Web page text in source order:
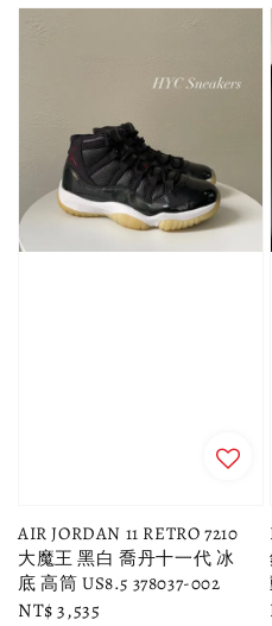
AIR JORDAN 11 RETRO 7210
大魔王 黑白 喬丹十一代 冰
底 高筒 US8.5 378037-002
Regular
NT$ 3,535